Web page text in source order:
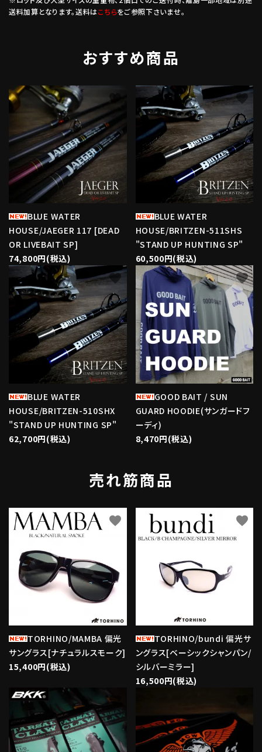
送料加算となります。送料はこちらをご参照下さいませ。
おすすめ商品
BLUE WATER
HOUSE/JAEGER 117 [DEAD
OR LIVEBAIT SP]
74,800円(税込)
favorite
BLUE WATER
HOUSE/BRITZEN-511SHS
"STAND UP HUNTING SP"
60,500円(税込)
favorite
BLUE WATER
HOUSE/BRITZEN-510SHX
"STAND UP HUNTING SP"
62,700円(税込)
favorite
GOOD BAIT / SUN
GUARD HOODIE(サンガードフ
ーディ)
8,470円(税込)
favorite
売れ筋商品
TORHINO/MAMBA 偏光
サングラス[ナチュラルスモーク]
15,400円(税込)
favorite
TORHINO/bundi 偏光サ
ングラス[ベーシックシャンパン/
シルバーミラー]
16,500円(税込)
favorite
favorite